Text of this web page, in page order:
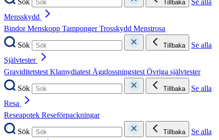
Sök
Tillbaka
Se alla
Mensskydd
BindorMenskopp TampongerTrosskydd Menstrosa
Sök
Tillbaka
Se alla
Självtester
GraviditetstestKlamydiatestÄgglossningstestÖvriga självtester
Sök
Tillbaka
Se alla
Resa
Reseapotek Reseförpackningar
Sök
Tillbaka
Se alla